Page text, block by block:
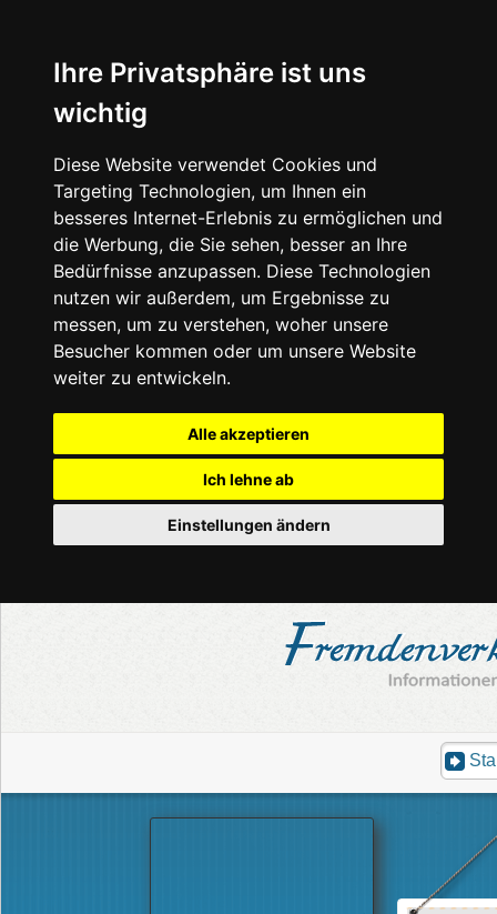
Ihre Privatsphäre ist uns
wichtig
Diese Website verwendet Cookies und
Targeting Technologien, um Ihnen ein
besseres Internet-Erlebnis zu ermöglichen und
die Werbung, die Sie sehen, besser an Ihre
Bedürfnisse anzupassen. Diese Technologien
nutzen wir außerdem, um Ergebnisse zu
messen, um zu verstehen, woher unsere
Besucher kommen oder um unsere Website
weiter zu entwickeln.
Alle akzeptieren
Ich lehne ab
Einstellungen ändern